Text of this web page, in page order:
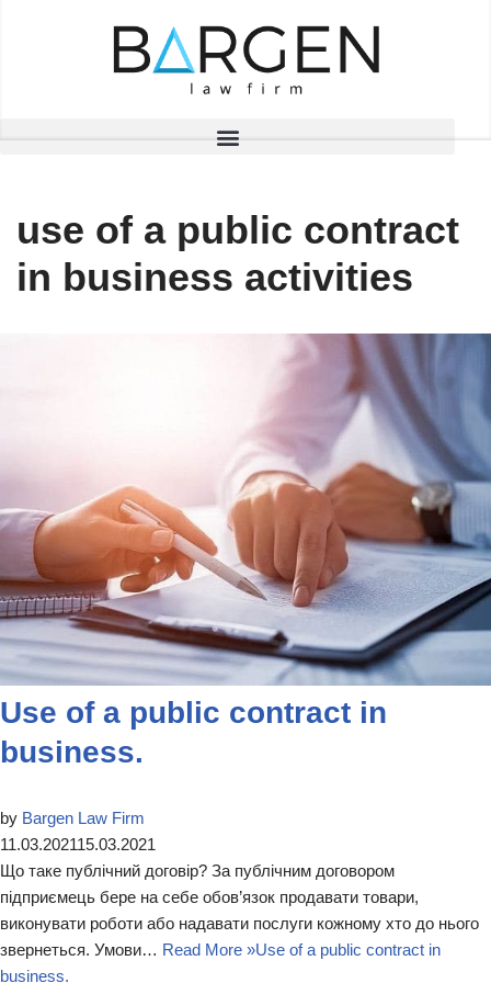
use of a public contract
in business activities
Use of a public contract in
business.
by Bargen Law Firm
11.03.202115.03.2021
Що таке публічний договір? За публічним договором
підприємець бере на себе обов’язок продавати товари,
виконувати роботи або надавати послуги кожному хто до нього
звернеться. Умови… Read More »Use of a public contract in
business.